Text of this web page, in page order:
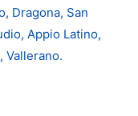
Dragona, San
Appio Latino,
Vallerano.